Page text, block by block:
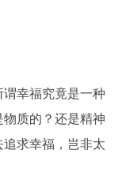
幸福究竟是一种
质的？还是精神
求幸福，岂非太